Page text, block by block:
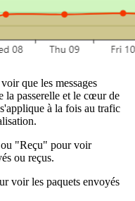
que les messages
la passerelle et le cœur de
à la fois au trafic
"Reçu" pour voir
ou reçus.
voir les paquets envoyés